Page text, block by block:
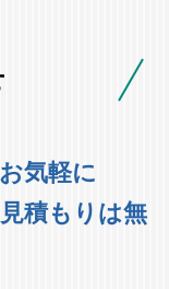
気軽に
積もりは無